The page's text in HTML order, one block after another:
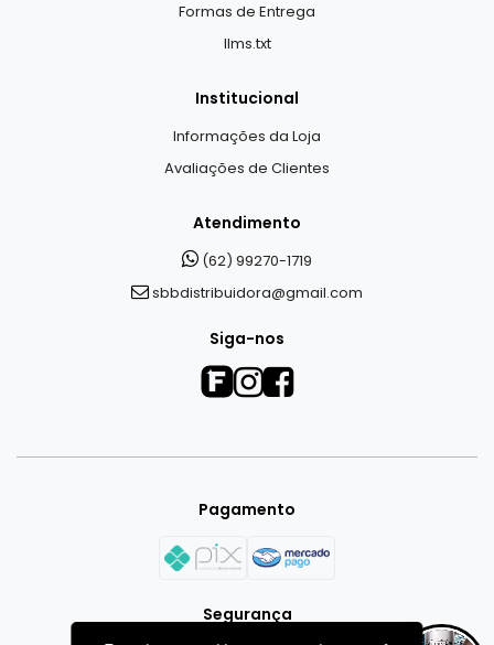
Formas de Entrega
llms.txt
Institucional
Informações da Loja
Avaliações de Clientes
Atendimento
(62) 99270-1719
sbbdistribuidora@gmail.com
Siga-nos
Pagamento
Segurança